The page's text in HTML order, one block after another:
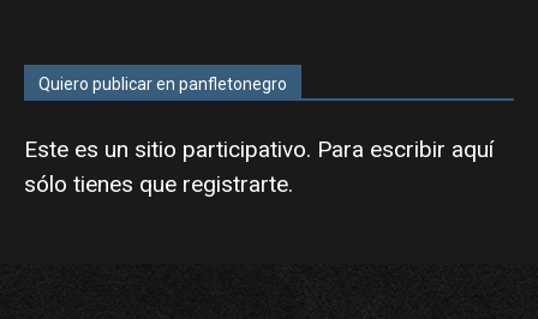
Quiero publicar en panfletonegro
Este es un sitio participativo. Para escribir aquí
sólo tienes que registrarte.